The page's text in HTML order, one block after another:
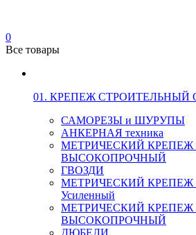
0
Все товары
01. КРЕПЕЖ
САМОРЕЗЫ и ШУРУПЫ
АНКЕРНАЯ техника
МЕТРИЧЕСКИЙ КРЕПЕЖ
ВЫСОКОПРОЧНЫЙ
ГВОЗДИ
МЕТРИЧЕСКИЙ КРЕПЕЖ
Усиленный
МЕТРИЧЕСКИЙ КРЕПЕЖ
ВЫСОКОПРОЧНЫЙ
ДЮБЕЛИ